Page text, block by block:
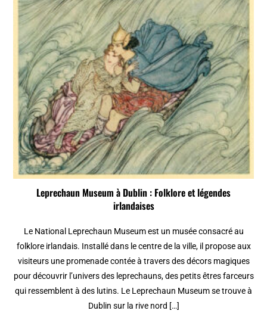
Leprechaun Museum à Dublin : Folklore et légendes
irlandaises
Le National Leprechaun Museum est un musée consacré au
folklore irlandais. Installé dans le centre de la ville, il propose aux
visiteurs une promenade contée à travers des décors magiques
pour découvrir l’univers des leprechauns, des petits êtres farceurs
qui ressemblent à des lutins. Le Leprechaun Museum se trouve à
Dublin sur la rive nord […]